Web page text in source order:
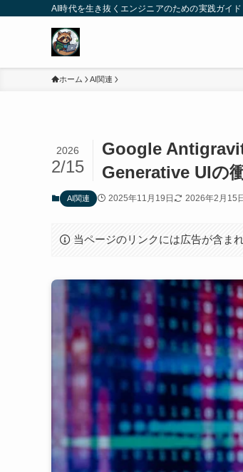
AI時代を生き抜くエンジニアのための実践ガイ
ホーム AI関連
Google
Generative UIの
2026
2/15
AI関連 2025年11月19日 2026年2月15日
当ページのリンクには広告が含ま